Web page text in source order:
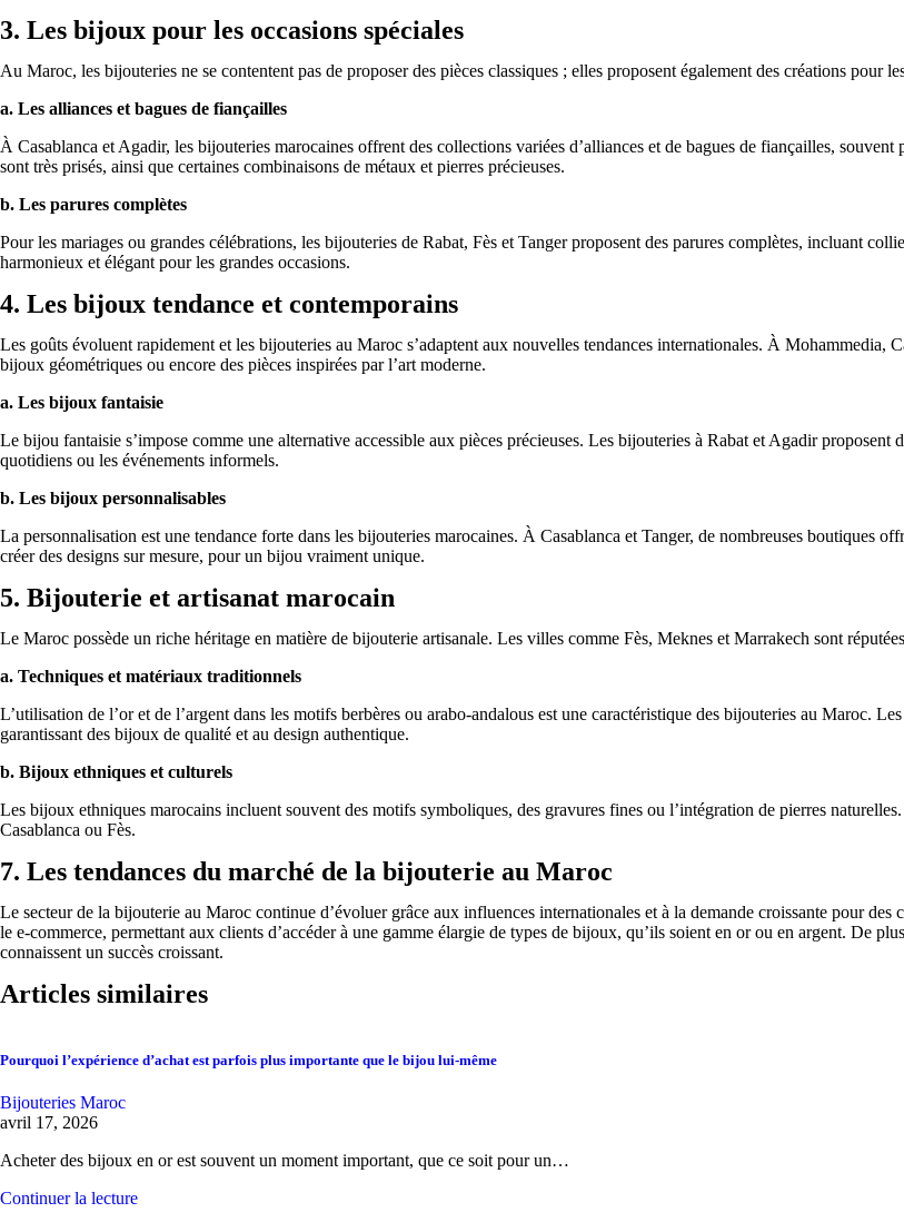
3. Les bijoux pour les occasions spéciales
Au Maroc, les bijouteries ne se contentent pas de proposer des pièces classiques ; elles proposent également des créations pour
a. Les alliances et bagues de fiançailles
À Casablanca et Agadir, les bijouteries marocaines offrent des collections variées d’alliances et de bagues de fiançailles,
sont très prisés, ainsi que certaines combinaisons de métaux et pierres précieuses.
b. Les parures complètes
Pour les mariages ou grandes célébrations, les bijouteries de Rabat, Fès et Tanger proposent des parures complètes, incluant
harmonieux et élégant pour les grandes occasions.
4. Les bijoux tendance et contemporains
Les goûts évoluent rapidement et les bijouteries au Maroc s’adaptent aux nouvelles tendances internationales. À Mohammedia,
bijoux géométriques ou encore des pièces inspirées par l’art moderne.
a. Les bijoux fantaisie
Le bijou fantaisie s’impose comme une alternative accessible aux pièces précieuses. Les bijouteries à Rabat et Agadir
quotidiens ou les événements informels.
b. Les bijoux personnalisables
La personnalisation est une tendance forte dans les bijouteries marocaines. À Casablanca et Tanger, de nombreuses boutiques
créer des designs sur mesure, pour un bijou vraiment unique.
5. Bijouterie et artisanat marocain
Le Maroc possède un riche héritage en matière de bijouterie artisanale. Les villes comme Fès, Meknes et Marrakech sont
a. Techniques et matériaux traditionnels
L’utilisation de l’or et de l’argent dans les motifs berbères ou arabo-andalous est une caractéristique des bijouteries au Maroc.
garantissant des bijoux de qualité et au design authentique.
b. Bijoux ethniques et culturels
Les bijoux ethniques marocains incluent souvent des motifs symboliques, des gravures fines ou l’intégration de pierres
Casablanca ou Fès.
7. Les tendances du marché de la bijouterie au Maroc
Le secteur de la bijouterie au Maroc continue d’évoluer grâce aux influences internationales et à la demande croissante pour
le e-commerce, permettant aux clients d’accéder à une gamme élargie de types de bijoux, qu’ils soient en or ou en argent. De
connaissent un succès croissant.
Articles similaires
Pourquoi l’expérience d’achat est parfois plus importante que le bijou lui-même
Bijouteries Maroc
avril 17, 2026
Acheter des bijoux en or est souvent un moment important, que ce soit pour un…
Continuer la lecture